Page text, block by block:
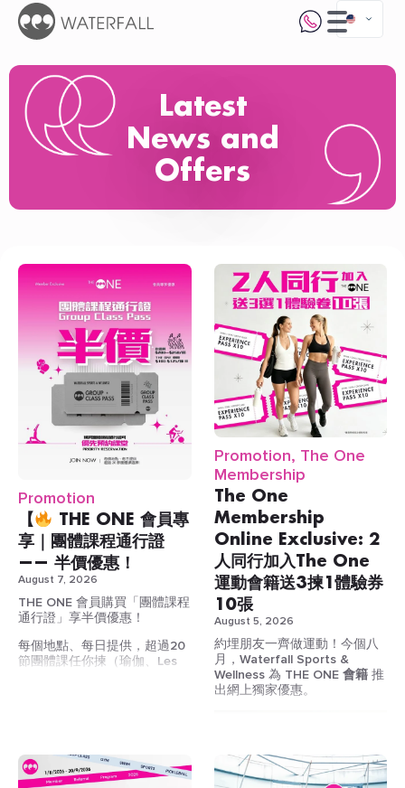
Latest
News and
Offers
Promotion
【
THE ONE 會員專
享｜團體課程通行證
—— 半價優惠！
August 7, 2026
THE ONE 會員購買「團體課程
通行證」享半價優惠！
每個地點、每日提供，超過20
節團體課任你揀（瑜伽、Les
小組班收費（非會員 vs THE
ONE 會員）
Promotion, The One
Membership
The One
Membership
Online Exclusive: 2
人同行加入The One
運動會籍送3揀1體驗券
10張
August 5, 2026
約埋朋友一齊做運動！今個八
月，Waterfall Sports &
Wellness 為 THE ONE 會籍推
出網上獨家優惠。